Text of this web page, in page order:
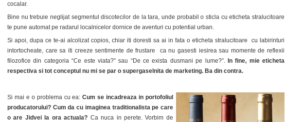
cocalar.
Bine nu trebuie neglijat segmentul discotecilor de la tara, unde probabil o sticla cu eticheta stralucitoare
te pune automat pe radarul localnicelor dornice de aventuri cu potential urban.
Si apoi, dupa ce te-ai alcolizat copios, chiar iti doresti sa ai in fata o eticheta stralucitoare cu labirinturi
intortocheate, care sa iti creeze sentimente de frustare ca nu gasesti iesirea sau momente de reflexii
filozofice din categoria “Ce este viata?” sau “De ce exista dusmani pe lume?”. In fine, mie eticheta
respectiva si tot conceptul nu mi se par o supergaselnita de marketing. Ba din contra.
Si mai e o problema cu ea:Cum se incadreaza in portofoliul
producatorului? Cum da cu imaginea traditionalista pe care
o are Jidvei la ora actuala? Ca nuca in perete. Vorbim de